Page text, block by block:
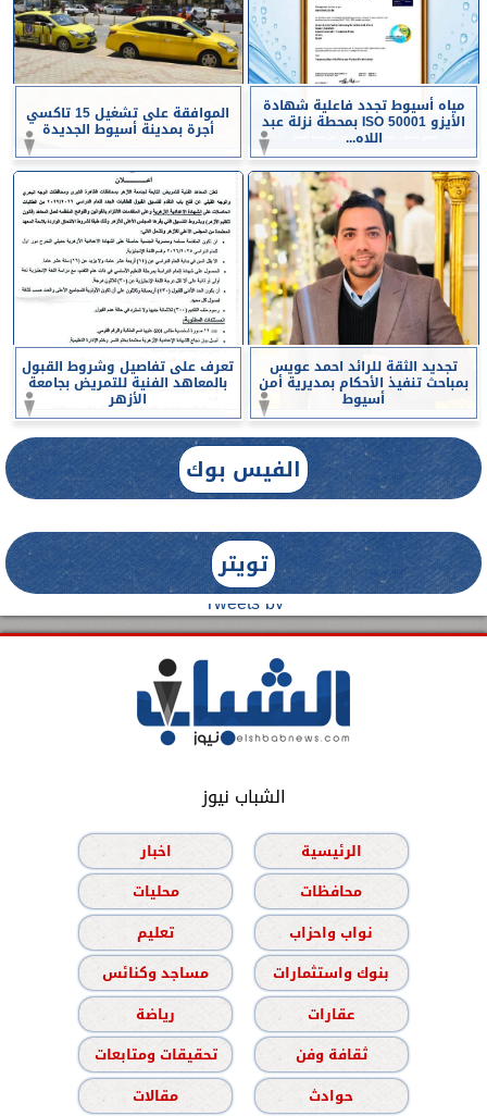
مياه أسيوط تجدد فاعلية شهادة
الأيزو ISO 50001 بمحطة نزلة عبد
اللاه...
الموافقة على تشغيل 15 تاكسي
أجرة بمدينة أسيوط الجديدة
تجديد الثقة للرائد احمد عويس
بمباحث تنفيذ الأحكام بمديرية أمن
أسيوط
تعرف على تفاصيل وشروط القبول
بالمعاهد الفنية للتمريض بجامعة
الأزهر
الفيس بوك
تويتر
Tweets by
الشباب نيوز
الرئيسية
اخبار
محافظات
محليات
نواب واحزاب
تعليم
بنوك واستثمارات
مساجد وكنائس
عقارات
رياضة
ثقافة وفن
تحقيقات ومتابعات
حوادث
مقالات